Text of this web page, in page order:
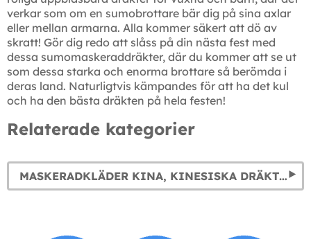
verkar som om en sumobrottare bär dig på sina axlar
eller mellan armarna. Alla kommer säkert att dö av
skratt! Gör dig redo att slåss på din nästa fest med
dessa sumomaskeraddräkter, där du kommer att se ut
som dessa starka och enorma brottare så berömda i
deras land. Naturligtvis kämpandes för att ha det kul
och ha den bästa dräkten på hela festen!
Relaterade kategorier
MASKERADKLÄDER KINA, KINESISKA DRÄKTER